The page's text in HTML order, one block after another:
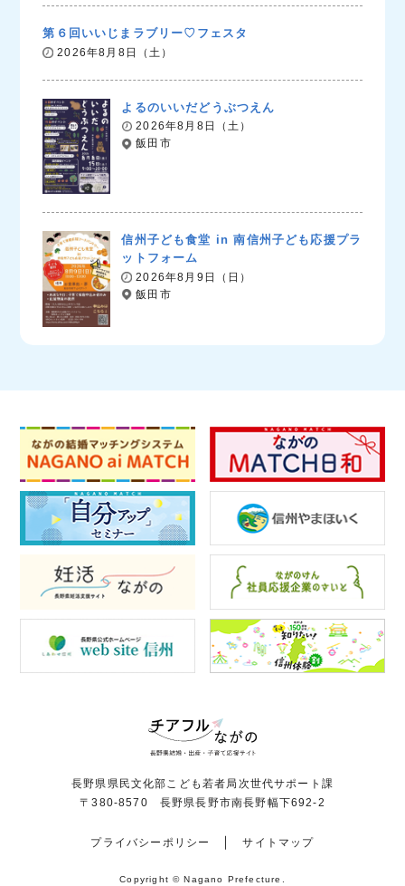
第６回いいじまラブリー♡フェスタ
2026年8月8日（土）
よるのいいだどうぶつえん
2026年8月8日（土）
飯田市
信州子ども食堂 in 南信州子ども応援プラ
ットフォーム
2026年8月9日（日）
飯田市
長野県県民文化部こども若者局次世代サポート課
〒380-8570 長野県長野市南長野幅下692-2
プライバシーポリシー サイトマップ
Copyright © Nagano Prefecture.